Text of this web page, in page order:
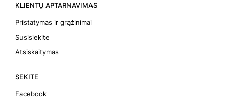
KLIENTŲ APTARNAVIMAS
Pristatymas ir grąžinimai
Susisiekite
Atsiskaitymas
SEKITE
Facebook